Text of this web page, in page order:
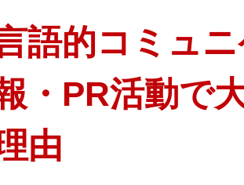
語的コミュ
・PR活動で
由